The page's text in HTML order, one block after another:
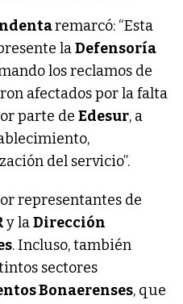
remarcó: “Esta
laDefensoría
los reclamos de
afectados por la falta
parte de Edesur, a
del servicio”.
representantes de
y laDirección
. Incluso, también
sectores
Bonaerenses, que